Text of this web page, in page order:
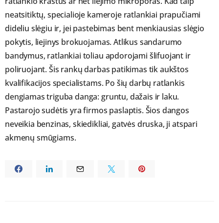
neatsitiktų, specialioje kameroje ratlankiai prapučiami
dideliu slėgiu ir, jei pastebimas bent menkiausias slėgio
pokytis, liejinys brokuojamas. Atlikus sandarumo
bandymus, ratlankiai toliau apdorojami šlifuojant ir
poliruojant. Šis rankų darbas patikimas tik aukštos
kvalifikacijos specialistams. Po šių darbų ratlankis
dengiamas triguba danga: gruntu, dažais ir laku.
Pastarojo sudėtis yra firmos paslaptis. Šios dangos
neveikia benzinas, skiedikliai, gatvės druska, ji atspari
akmenų smūgiams.